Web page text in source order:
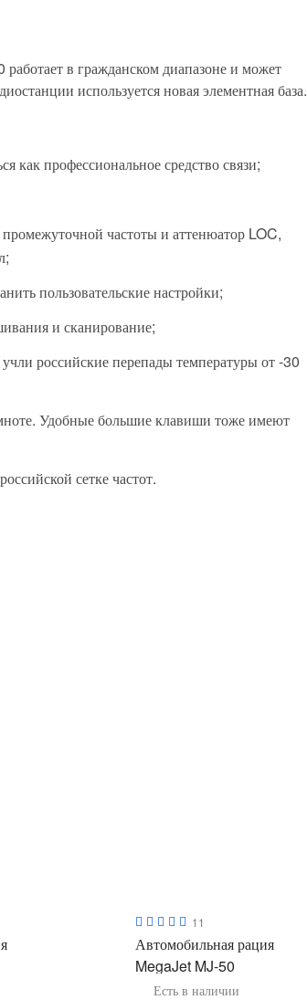
в гражданском диапазоне и может
используется новая элементная база.
как профессиональное средство связи;
частоты и аттенюатор LOC,
пользовательские настройки;
и сканирование;
российские перепады температуры от -30
Удобные большие клавиши тоже имеют
сетке частот.
11
Автомобильная рация
MegaJet MJ-50
Есть в наличии